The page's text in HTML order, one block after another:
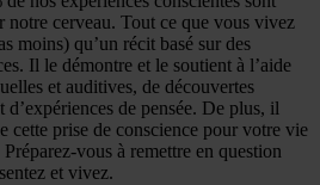
notre cerveau. Tout ce que vous vivez
moins) qu’un récit basé sur des
Il le démontre et le soutient à l’aide
et auditives, de découvertes
d’expériences de pensée. De plus, il
cette prise de conscience pour votre vie
vous à remettre en question
et vivez.